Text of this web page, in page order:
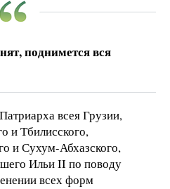
поднимется вся
всея Грузии,
и Тбилисского,
и Сухум-Абхазского,
Ильи II по поводу
всех форм